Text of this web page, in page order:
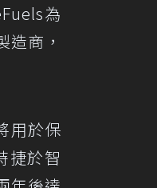
為
商，
用於保
捷於智